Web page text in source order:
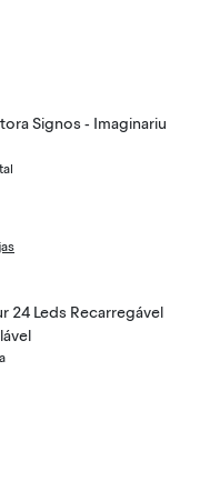
Signos - Imaginariu
24 Leds Recarregável